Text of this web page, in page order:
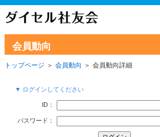
会員動向
トップページ ＞ 会員動向 ＞ 会員動向詳細
▼ ログインしてください
ID：
パスワード：